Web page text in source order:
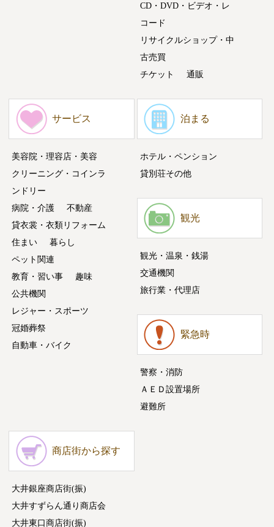
CD・DVD・ビデオ・レ
コード
リサイクルショップ・中
古売買
チケット
通販
サービス
美容院・理容店・美容
クリーニング・コインラ
ンドリー
病院・介護
不動産
貸衣裳・衣類リフォーム
住まい
暮らし
ペット関連
教育・習い事
趣味
公共機関
レジャー・スポーツ
冠婚葬祭
自動車・バイク
泊まる
ホテル・ペンション
貸別荘その他
観光
観光・温泉・銭湯
交通機関
旅行業・代理店
緊急時
警察・消防
ＡＥＤ設置場所
避難所
商店街から探す
大井銀座商店街(振)
大井すずらん通り商店会
大井東口商店街(振)